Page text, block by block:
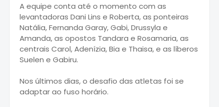
A equipe conta até o momento com as
levantadoras Dani Lins e Roberta, as ponteiras
Natália, Fernanda Garay, Gabi, Drussyla e
Amanda, as opostos Tandara e Rosamaria, as
centrais Carol, Adenízia, Bia e Thaisa, e as líberos
Suelen e Gabiru.
Nos últimos dias, o desafio das atletas foi se
adaptar ao fuso horário.